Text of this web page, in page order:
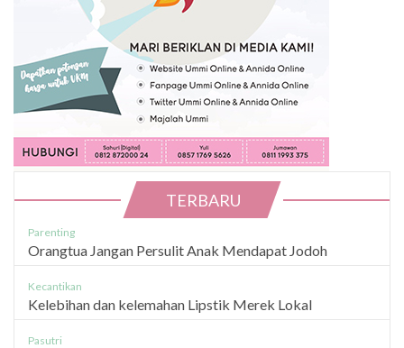
TERBARU
Parenting
Orangtua Jangan Persulit Anak Mendapat Jodoh
Kecantikan
Kelebihan dan kelemahan Lipstik Merek Lokal
Pasutri